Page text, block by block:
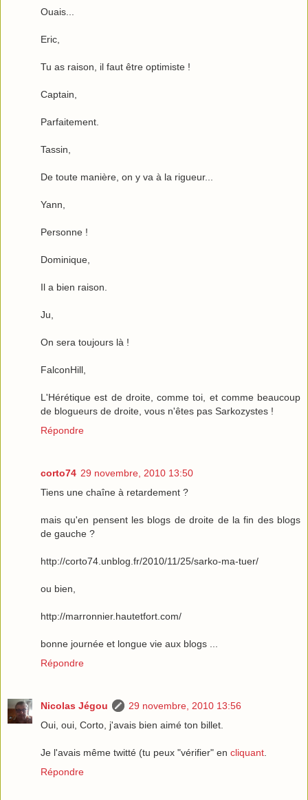
Ouais...
Eric,
Tu as raison, il faut être optimiste !
Captain,
Parfaitement.
Tassin,
De toute manière, on y va à la rigueur...
Yann,
Personne !
Dominique,
Il a bien raison.
Ju,
On sera toujours là !
FalconHill,
L'Hérétique est de droite, comme toi, et comme beaucoup
de blogueurs de droite, vous n'êtes pas Sarkozystes !
Répondre
corto74 29 novembre, 2010 13:50
Tiens une chaîne à retardement ?
mais qu'en pensent les blogs de droite de la fin des blogs
de gauche ?
http://corto74.unblog.fr/2010/11/25/sarko-ma-tuer/
ou bien,
http://marronnier.hautetfort.com/
bonne journée et longue vie aux blogs ...
Répondre
Nicolas Jégou
29 novembre, 2010 13:56
Oui, oui, Corto, j'avais bien aimé ton billet.
Je l'avais même twitté (tu peux "vérifier" en cliquant.
Répondre